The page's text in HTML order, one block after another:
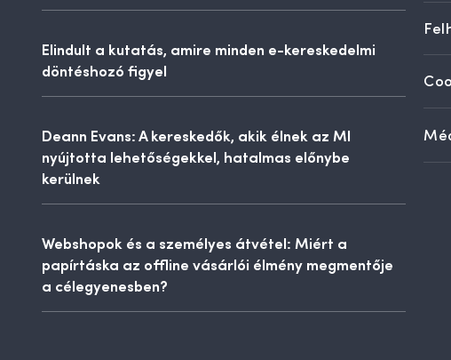
Elindult a kutatás, amire minden e-kereskedelmi
döntéshozó figyel
Deann Evans: A kereskedők, akik élnek az MI
nyújtotta lehetőségekkel, hatalmas előnybe
kerülnek
Webshopok és a személyes átvétel: Miért a
papírtáska az offline vásárlói élmény megmentője
a célegyenesben?